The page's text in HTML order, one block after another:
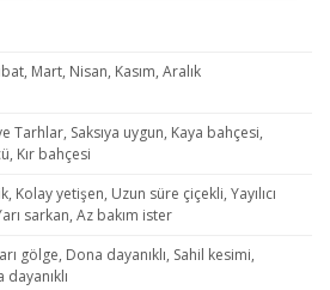
Mart, Nisan, Kasım, Aralık
Tarhlar, Saksıya uygun, Kaya bahçesi,
Kır bahçesi
Kolay yetişen, Uzun süre çiçekli, Yayılıcı
sarkan, Az bakım ister
gölge, Dona dayanıklı, Sahil kesimi,
dayanıklı